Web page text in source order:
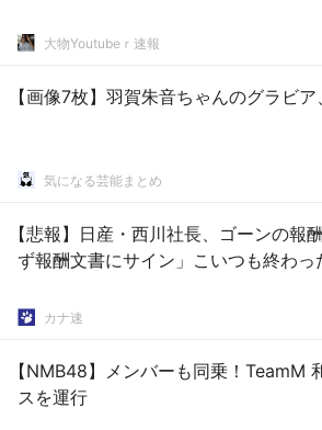
大物Youtubeｒ速報
【画像7枚】羽賀朱音ちゃんのグラビア
気になる芸能まとめ
【悲報】日産・西川社長、ゴーンの報
ず報酬文書にサイン」こいつも終わっ
カナ速
【NMB48】メンバーも同乗！TeamM
スを運行